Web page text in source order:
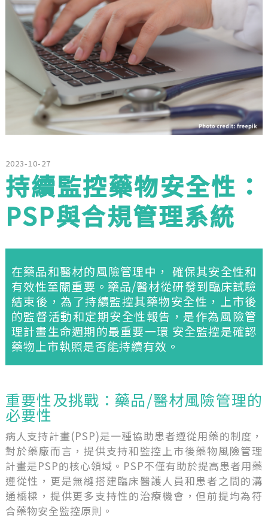
2023-10-27
持續監控藥物安全性：
PSP與合規管理系統
在藥品和醫材的風險管理中， 確保其安全性和
有效性至關重要。藥品/醫材從研發到臨床試驗
結束後，為了持續監控其藥物安全性，上市後
的監督活動和定期安全性報告，是作為風險管
理計畫生命週期的最重要一環 安全監控是確認
藥物上市執照是否能持續有效。
重要性及挑戰：藥品/醫材風險管理的
必要性
病人支持計畫(PSP)是一種協助患者遵從用藥的制度，
對於藥廠而言，提供支持和監控上市後藥物風險管理
計畫是PSP的核心領域。PSP不僅有助於提高患者用藥
遵從性，更是無縫搭建臨床醫護人員和患者之間的溝
通橋樑，提供更多支持性的治療機會，但前提均為符
合藥物安全監控原則。